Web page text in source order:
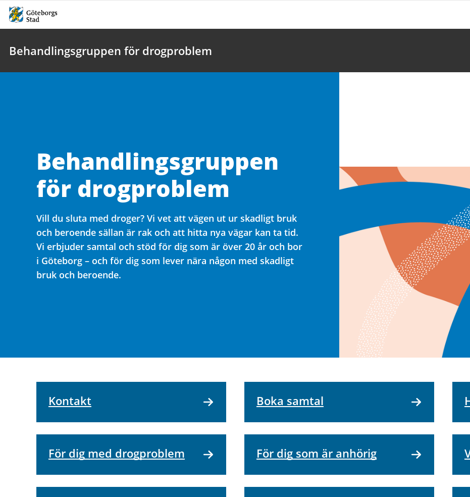
Behandlingsgruppen för drogproblem
Behandlingsgruppen
för drogproblem
Vill du sluta med droger? Vi vet att vägen ut ur skadligt bruk
och beroende sällan är rak och att hitta nya vägar kan ta tid.
Vi erbjuder samtal och stöd för dig som är över 20 år och bor
i Göteborg – och för dig som lever nära någon med skadligt
bruk och beroende.
Kontakt Boka samtal
För dig med drogproblem För dig som är anhörig